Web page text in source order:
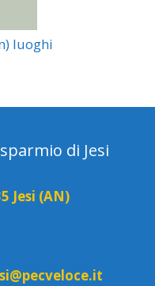
luoghi
di Jesi
Jesi (AN)